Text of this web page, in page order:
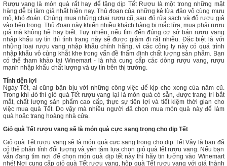
Rượu vang là món quà rất hay để tặng dịp Tết Rượu là một trong những mặt
hàng dễ bị làm giả nhất hiện nay. Thủ đoạn của những kẻ lừa đảo vô cùng mưu
mô, khó đoán. Chúng mua những chai rượu cũ, sau đó rửa sạch và đổ rượu giả
vào bên trong. Thủ đoạn này khiến nhiều khách hàng bị mắc lừa, mua phải rượu
giả mà không hề hay biết. Tuy nhiên, nếu tìm đến đúng cơ sở bán rượu vang
nhập khẩu uy tín thì tình trạng này sẽ được giảm đi rất nhiều. Đặc biệt là với
những loại rượu vang nhập khẩu chính hãng, vì các công ty này có quá trình
nhập khẩu vô cùng khắt khe trong vấn đề thẩm định chất lượng sản phẩm. Bạn
có thể tham khảo tại Winemart - là nhà cung cấp các dòng rượu vang, rượu
mạnh nhập khẩu chất lượng và uy tín trên thị trường.
Tính tiện lợi
Ngày Tết, ai cũng bận bịu với những công việc để kịp cho xong của năm cũ.
Trong khi đó thì giỏ quà Tết rượu vang lại là món quà có sẵn, được trang trí bắt
mắt, chất lượng sản phẩm cao cấp, thực sự tiện lợi và tiết kiệm thời gian cho
việc mua quà Tết. Do vậy mà nhiều người đã chọn mua món quà này để làm
quà hoặc trang hoàng nhà cửa.
Giỏ quà Tết rượu vang sẽ là món quà cực sang trọng cho dịp Tết
Giỏ quà Tết rượu vang sẽ là món quà cực sang trọng cho dịp Tết Vậy là bạn đã
có thể phân tính đối tượng và yên tâm lựa chọn giỏ quà tết rượu vang. Nếu bạn
vẫn đang tìm nơi để chọn món quà dịp tết này thì hãy tin tưởng vào Winemart
nhé! Nơi cung cấp giỏ quà Tết rượu vang, hộp quà Tết rượu vang với giá thành